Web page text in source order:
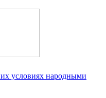
условиях народными